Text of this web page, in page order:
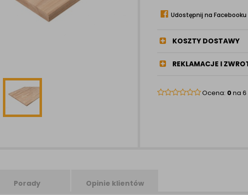
Udostępnij na Facebooku
KOSZTY DOSTAWY
REKLAMACJE I
Ocena: 0na 6
Porady Opinie klientów